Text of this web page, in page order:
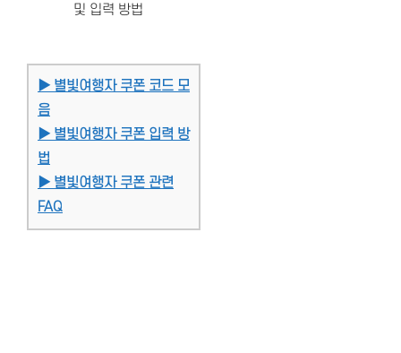
및 입력 방법
▶ 별빛여행자 쿠폰 코드 모
음
▶ 별빛여행자 쿠폰 입력 방
법
▶ 별빛여행자 쿠폰 관련
FAQ